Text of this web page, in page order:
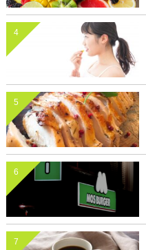
4
5
6
7